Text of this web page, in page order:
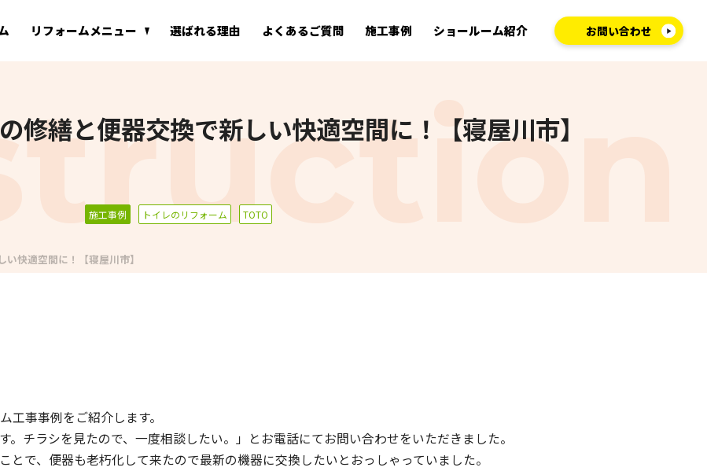
リフォームメニュー 選ばれる理由 よくあるご質問 施工事例 ショールーム紹介 お問い合わせ
修繕と便器交換で新しい快適空間に！【寝屋川市】
施工事例 トイレのリフォーム TOTO
快適空間に！【寝屋川市】
事事例をご紹介します。
。チラシを見たので、一度相談したい。」とお電話にてお問い合わせをいただきました。
とで、便器も老朽化して来たので最新の機器に交換したいとおっしゃっていました。